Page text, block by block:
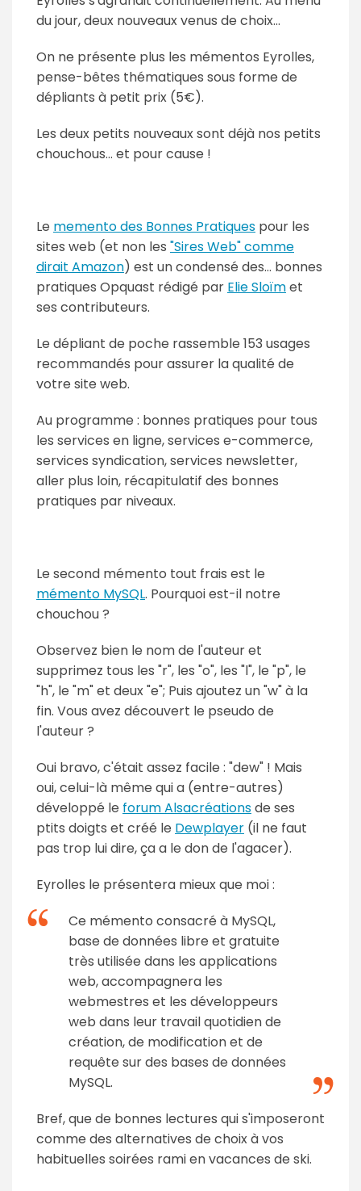
du jour, deux nouveaux venus de choix...
On ne présente plus les mémentos Eyrolles,
pense-bêtes thématiques sous forme de
dépliants à petit prix (5€).
Les deux petits nouveaux sont déjà nos petits
chouchous... et pour cause !
Le memento des Bonnes Pratiques pour les
sites web (et non les "Sires Web" comme
dirait Amazon) est un condensé des... bonnes
pratiques Opquast rédigé par Elie Sloïmet
ses contributeurs.
Le dépliant de poche rassemble 153 usages
recommandés pour assurer la qualité de
votre site web.
Au programme : bonnes pratiques pour tous
les services en ligne, services e-commerce,
services syndication, services newsletter,
aller plus loin, récapitulatif des bonnes
pratiques par niveaux.
Le second mémento tout frais est le
mémento MySQL. Pourquoi est-il notre
chouchou ?
Observez bien le nom de l'auteur et
supprimez tous les "r", les "o", les "l", le "p", le
"h", le "m" et deux "e"; Puis ajoutez un "w" à la
fin. Vous avez découvert le pseudo de
l'auteur ?
Oui bravo, c'était assez facile : "dew" ! Mais
oui, celui-là même qui a (entre-autres)
développé le forum Alsacréationsde ses
ptits doigts et créé le Dewplayer (il ne faut
pas trop lui dire, ça a le don de l'agacer).
Eyrolles le présentera mieux que moi :
Ce mémento consacré à MySQL,
base de données libre et gratuite
très utilisée dans les applications
web, accompagnera les
webmestres et les développeurs
web dans leur travail quotidien de
création, de modification et de
requête sur des bases de données
MySQL.
Bref, que de bonnes lectures qui s'imposeront
comme des alternatives de choix à vos
habituelles soirées rami en vacances de ski.